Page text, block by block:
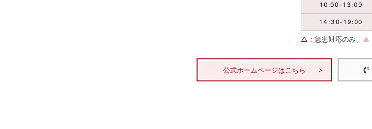
10:00-13:00
14:30-19:00
△ ：急患対応のみ、 ▲
公式ホームページはこちら